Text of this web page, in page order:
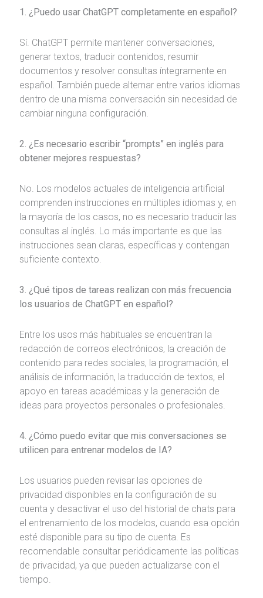
1. ¿Puedo usar ChatGPT completamente en español?
Sí. ChatGPT permite mantener conversaciones,
generar textos, traducir contenidos, resumir
documentos y resolver consultas íntegramente en
español. También puede alternar entre varios idiomas
dentro de una misma conversación sin necesidad de
cambiar ninguna configuración.
2. ¿Es necesario escribir “prompts” en inglés para
obtener mejores respuestas?
No. Los modelos actuales de inteligencia artificial
comprenden instrucciones en múltiples idiomas y, en
la mayoría de los casos, no es necesario traducir las
consultas al inglés. Lo más importante es que las
instrucciones sean claras, específicas y contengan
suficiente contexto.
3. ¿Qué tipos de tareas realizan con más frecuencia
los usuarios de ChatGPT en español?
Entre los usos más habituales se encuentran la
redacción de correos electrónicos, la creación de
contenido para redes sociales, la programación, el
análisis de información, la traducción de textos, el
apoyo en tareas académicas y la generación de
ideas para proyectos personales o profesionales.
4. ¿Cómo puedo evitar que mis conversaciones se
utilicen para entrenar modelos de IA?
Los usuarios pueden revisar las opciones de
privacidad disponibles en la configuración de su
cuenta y desactivar el uso del historial de chats para
el entrenamiento de los modelos, cuando esa opción
esté disponible para su tipo de cuenta. Es
recomendable consultar periódicamente las políticas
de privacidad, ya que pueden actualizarse con el
tiempo.